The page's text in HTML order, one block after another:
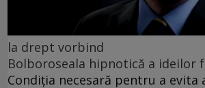
la drept vorbind
Bolboroseala hipnotică a ideilor
Condiția necesară pentru a evita